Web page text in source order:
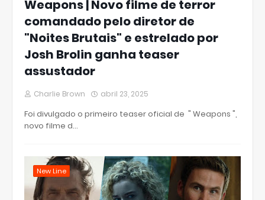
Weapons | Novo filme de terror
comandado pelo diretor de
"Noites Brutais" e estrelado por
Josh Brolin ganha teaser
assustador
Charlie Brown abril 23, 2025
Foi divulgado o primeiro teaser oficial de " Weapons ",
novo filme d…
New Line